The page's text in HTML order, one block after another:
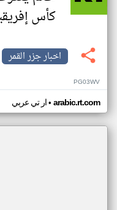
كأس إفريقيا
اخبار جزر القمر
PG03WV
ار تي عربي• arabic.rt.com